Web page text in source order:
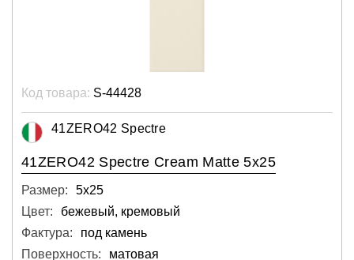
Код товара: S-44428
41ZERO42 Spectre
41ZERO42 Spectre Cream Matte 5x25
Размер:
5х25
Цвет:
бежевый, кремовый
Фактура:
под камень
Поверхность:
матовая